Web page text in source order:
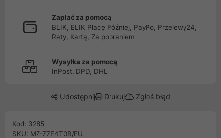
Zapłać za pomocą
BLIK, BLIK Płacę Później, PayPo, Przelewy24,
Raty, Kartą, Za pobraniem
Wysyłka za pomocą
InPost, DPD, DHL
Udostępnij Drukuj Zgłoś błąd
Kod: 3285
SKU: MZ-77E4T0B/EU